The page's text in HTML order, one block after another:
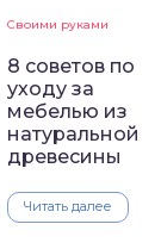
Своими руками
8 советов по
уходу за
мебелью из
натуральной
древесины
Читать далее